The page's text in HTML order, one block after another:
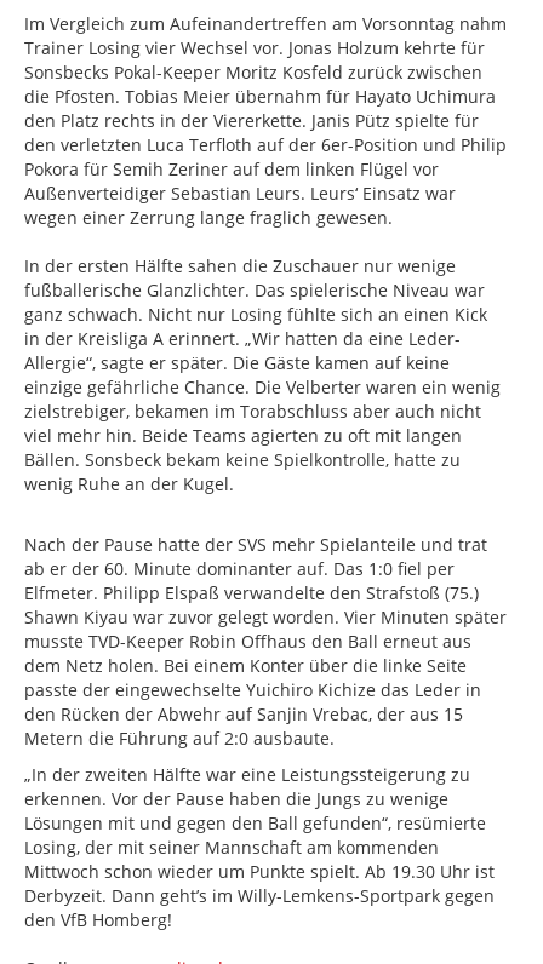
Im Vergleich zum Aufeinandertreffen am Vorsonntag nahm
Trainer Losing vier Wechsel vor. Jonas Holzum kehrte für
Sonsbecks Pokal-Keeper Moritz Kosfeld zurück zwischen
die Pfosten. Tobias Meier übernahm für Hayato Uchimura
den Platz rechts in der Viererkette. Janis Pütz spielte für
den verletzten Luca Terfloth auf der 6er-Position und Philip
Pokora für Semih Zeriner auf dem linken Flügel vor
Außenverteidiger Sebastian Leurs. Leurs‘ Einsatz war
wegen einer Zerrung lange fraglich gewesen.
In der ersten Hälfte sahen die Zuschauer nur wenige
fußballerische Glanzlichter. Das spielerische Niveau war
ganz schwach. Nicht nur Losing fühlte sich an einen Kick
in der Kreisliga A erinnert. „Wir hatten da eine Leder-
Allergie“, sagte er später. Die Gäste kamen auf keine
einzige gefährliche Chance. Die Velberter waren ein wenig
zielstrebiger, bekamen im Torabschluss aber auch nicht
viel mehr hin. Beide Teams agierten zu oft mit langen
Bällen. Sonsbeck bekam keine Spielkontrolle, hatte zu
wenig Ruhe an der Kugel.
Nach der Pause hatte der SVS mehr Spielanteile und trat
ab er der 60. Minute dominanter auf. Das 1:0 fiel per
Elfmeter. Philipp Elspaß verwandelte den Strafstoß (75.)
Shawn Kiyau war zuvor gelegt worden. Vier Minuten später
musste TVD-Keeper Robin Offhaus den Ball erneut aus
dem Netz holen. Bei einem Konter über die linke Seite
passte der eingewechselte Yuichiro Kichize das Leder in
den Rücken der Abwehr auf Sanjin Vrebac, der aus 15
Metern die Führung auf 2:0 ausbaute.
„In der zweiten Hälfte war eine Leistungssteigerung zu
erkennen. Vor der Pause haben die Jungs zu wenige
Lösungen mit und gegen den Ball gefunden“, resümierte
Losing, der mit seiner Mannschaft am kommenden
Mittwoch schon wieder um Punkte spielt. Ab 19.30 Uhr ist
Derbyzeit. Dann geht’s im Willy-Lemkens-Sportpark gegen
den VfB Homberg!